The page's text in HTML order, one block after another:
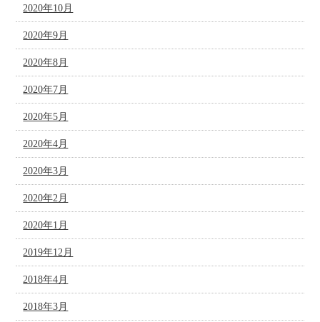
2020年10月
2020年9月
2020年8月
2020年7月
2020年5月
2020年4月
2020年3月
2020年2月
2020年1月
2019年12月
2018年4月
2018年3月